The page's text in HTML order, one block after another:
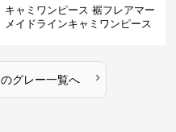
キャミワンピース 裾フレアマー
メイドラインキャミワンピース
のグレー一覧へ ›